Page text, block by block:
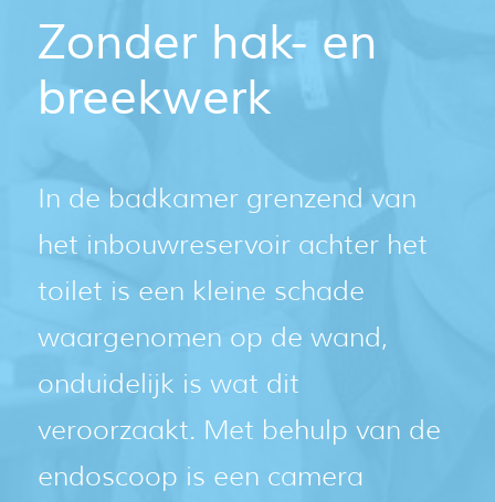
Zonder hak- en
breekwerk
In de badkamer grenzend van
het inbouwreservoir achter het
toilet is een kleine schade
waargenomen op de wand,
onduidelijk is wat dit
veroorzaakt. Met behulp van de
endoscoop is een camera